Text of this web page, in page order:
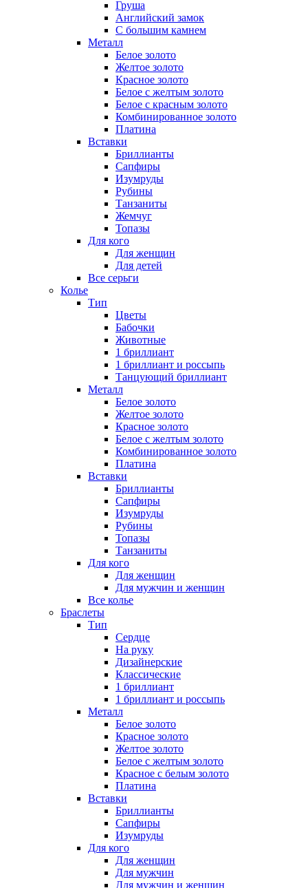
Груша
Английский замок
С большим камнем
Металл
Белое золото
Желтое золото
Красное золото
Белое с желтым золото
Белое с красным золото
Комбинированное золото
Платина
Вставки
Бриллианты
Сапфиры
Изумруды
Рубины
Танзаниты
Жемчуг
Топазы
Для кого
Для женщин
Для детей
Все серьги
Колье
Тип
Цветы
Бабочки
Животные
1 бриллиант
1 бриллиант и россыпь
Танцующий бриллиант
Металл
Белое золото
Желтое золото
Красное золото
Белое с желтым золото
Комбинированное золото
Платина
Вставки
Бриллианты
Сапфиры
Изумруды
Рубины
Топазы
Танзаниты
Для кого
Для женщин
Для мужчин и женщин
Все колье
Браслеты
Тип
Сердце
На руку
Дизайнерские
Классические
1 бриллиант
1 бриллиант и россыпь
Металл
Белое золото
Красное золото
Желтое золото
Белое с желтым золото
Красное с белым золото
Платина
Вставки
Бриллианты
Сапфиры
Изумруды
Для кого
Для женщин
Для мужчин
Для мужчин и женщин